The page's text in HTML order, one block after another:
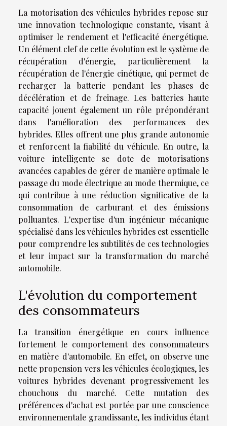
La motorisation des véhicules hybrides repose sur
une innovation technologique constante, visant à
optimiser le rendement et l'efficacité énergétique.
Un élément clef de cette évolution est le système de
récupération d'énergie, particulièrement la
récupération de l'énergie cinétique, qui permet de
recharger la batterie pendant les phases de
décélération et de freinage. Les batteries haute
capacité jouent également un rôle prépondérant
dans l'amélioration des performances des
hybrides. Elles offrent une plus grande autonomie
et renforcent la fiabilité du véhicule. En outre, la
voiture intelligente se dote de motorisations
avancées capables de gérer de manière optimale le
passage du mode électrique au mode thermique, ce
qui contribue à une réduction significative de la
consommation de carburant et des émissions
polluantes. L'expertise d'un ingénieur mécanique
spécialisé dans les véhicules hybrides est essentielle
pour comprendre les subtilités de ces technologies
et leur impact sur la transformation du marché
automobile.
L'évolution du comportement
des consommateurs
La transition énergétique en cours influence
fortement le comportement des consommateurs
en matière d'automobile. En effet, on observe une
nette propension vers les véhicules écologiques, les
voitures hybrides devenant progressivement les
chouchous du marché. Cette mutation des
préférences d'achat est portée par une conscience
environnementale grandissante, les individus étant